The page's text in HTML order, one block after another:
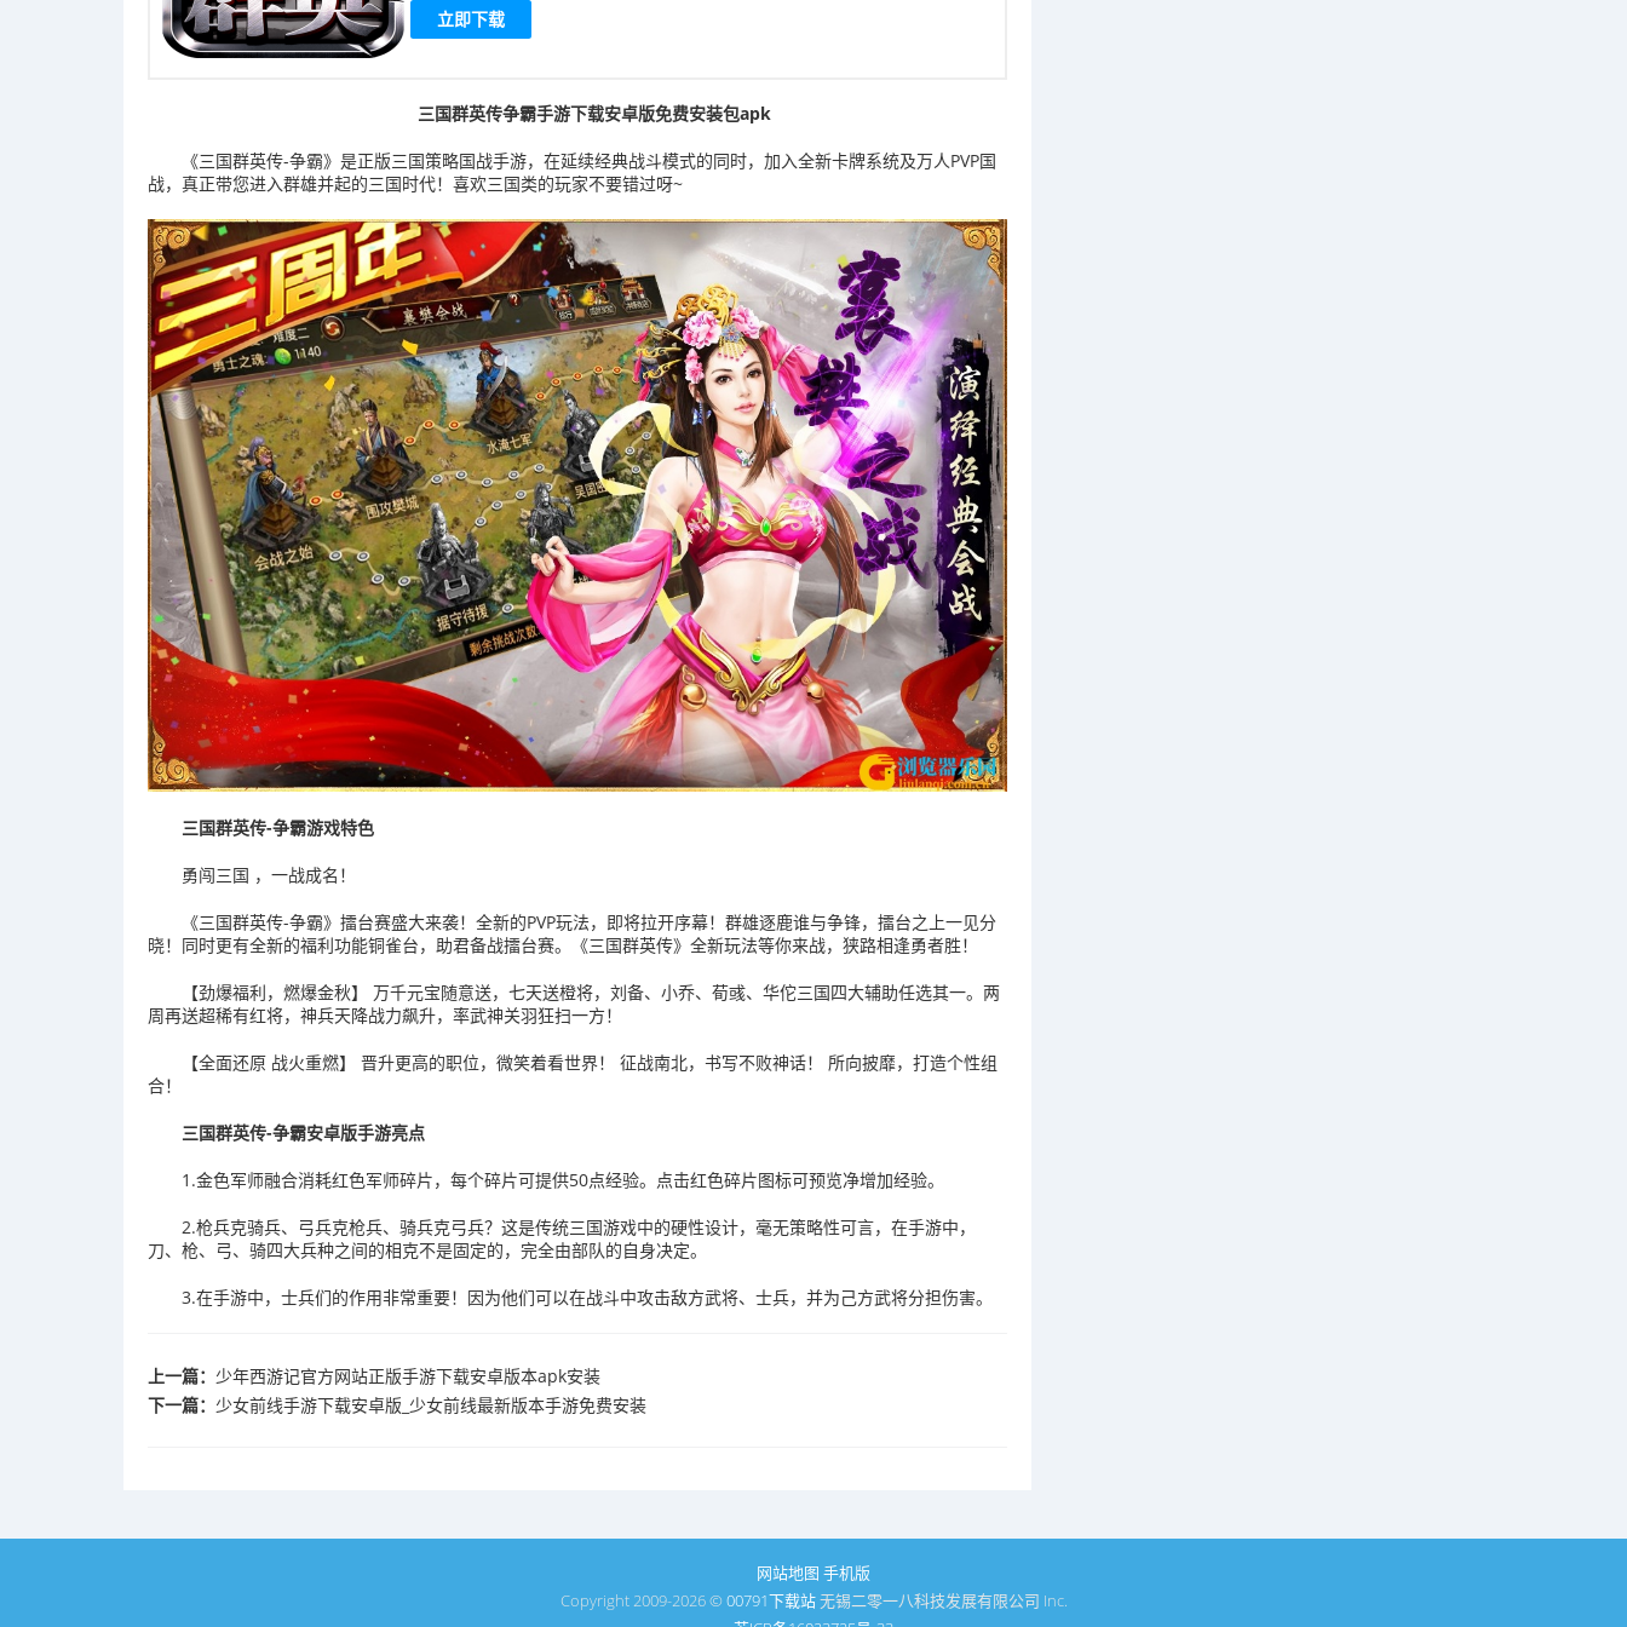
立即下载
三国群英传争霸手游下载安卓版免费安装包apk
《三国群英传-争霸》是正版三国策略国战手游，在延续经典战斗模式的同时，加入全新卡牌系统及万人PVP国
战，真正带您进入群雄并起的三国时代！喜欢三国类的玩家不要错过呀~
三国群英传-争霸游戏特色
勇闯三国 ，一战成名！
《三国群英传-争霸》擂台赛盛大来袭！全新的PVP玩法，即将拉开序幕！群雄逐鹿谁与争锋，擂台之上一见分
晓！同时更有全新的福利功能铜雀台，助君备战擂台赛。《三国群英传》全新玩法等你来战，狭路相逢勇者胜！
【劲爆福利，燃爆金秋】 万千元宝随意送，七天送橙将，刘备、小乔、荀彧、华佗三国四大辅助任选其一。两
周再送超稀有红将，神兵天降战力飙升，率武神关羽狂扫一方！
【全面还原 战火重燃】 晋升更高的职位，微笑着看世界！ 征战南北，书写不败神话！ 所向披靡，打造个性组
合！
三国群英传-争霸安卓版手游亮点
1.金色军师融合消耗红色军师碎片，每个碎片可提供50点经验。点击红色碎片图标可预览净增加经验。
2.枪兵克骑兵、弓兵克枪兵、骑兵克弓兵？这是传统三国游戏中的硬性设计，毫无策略性可言，在手游中，
刀、枪、弓、骑四大兵种之间的相克不是固定的，完全由部队的自身决定。
3.在手游中，士兵们的作用非常重要！因为他们可以在战斗中攻击敌方武将、士兵，并为己方武将分担伤害。
上一篇： ​少年西游记官方网站正版手游下载安卓版本apk安装
下一篇： ​少女前线手游下载安卓版_少女前线最新版本手游免费安装
网站地图 手机版
Copyright 2009-2026 ©00791下载站无锡二零一八科技发展有限公司 Inc.